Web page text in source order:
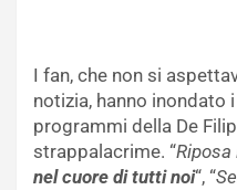
I fan, che non si
notizia, hanno inondato
programmi della De
strappalacrime. “Riposa
nel cuore di tutti noi“, “